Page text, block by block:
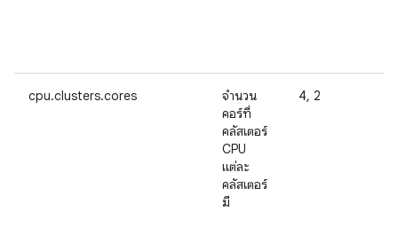
cpu.clusters.cores
จำนวน
คอร์ที่
คลัสเตอร์
CPU
แต่ละ
คลัสเตอร์
มี
4, 2